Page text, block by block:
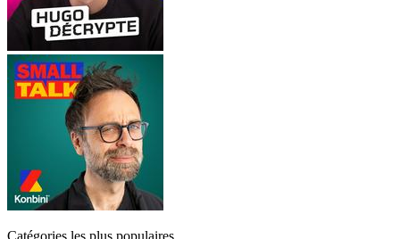
Catégories les plus populaires